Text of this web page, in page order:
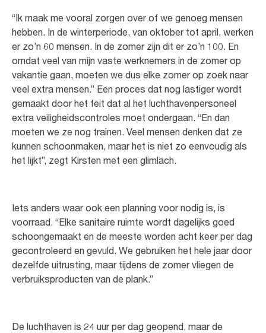
“Ik maak me vooral zorgen over of we genoeg mensen
hebben. In de winterperiode, van oktober tot april, werken
er zo’n 60 mensen. In de zomer zijn dit er zo’n 100. En
omdat veel van mijn vaste werknemers in de zomer op
vakantie gaan, moeten we dus elke zomer op zoek naar
veel extra mensen.” Een proces dat nog lastiger wordt
gemaakt door het feit dat al het luchthavenpersoneel
extra veiligheidscontroles moet ondergaan. “En dan
moeten we ze nog trainen. Veel mensen denken dat ze
kunnen schoonmaken, maar het is niet zo eenvoudig als
het lijkt”, zegt Kirsten met een glimlach.
Iets anders waar ook een planning voor nodig is, is
voorraad. “Elke sanitaire ruimte wordt dagelijks goed
schoongemaakt en de meeste worden acht keer per dag
gecontroleerd en gevuld. We gebruiken het hele jaar door
dezelfde uitrusting, maar tijdens de zomer vliegen de
verbruiksproducten van de plank.”
De luchthaven is 24 uur per dag geopend, maar de